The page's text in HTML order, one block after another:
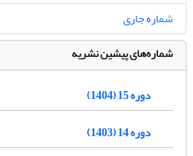
شماره جاری
شماره‌های پیشین نشریه
دوره 15 (1404)
دوره 14 (1403)